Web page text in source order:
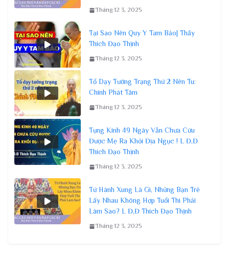
Tháng 12 3, 2025
Tại Sao Nên Quy Y Tam Bảo| Thầy
Thích Đạo Thịnh
Tháng 12 3, 2025
Tổ Dạy Tướng Trạng Thứ 2 Nên Tu:
Chính Phát Tâm
Tháng 12 3, 2025
Tụng Kinh 49 Ngày Vẫn Chưa Cứu
Được Mẹ Ra Khỏi Địa Ngục ! L Đ,Đ
Thích Đạo Thịnh
Tháng 12 3, 2025
Tứ Hành Xung Là Gì, Những Bạn Trẻ
Lấy Nhau Không Hợp Tuổi Thì Phải
Làm Sao? L Đ,Đ Thích Đạo Thịnh
Tháng 12 3, 2025